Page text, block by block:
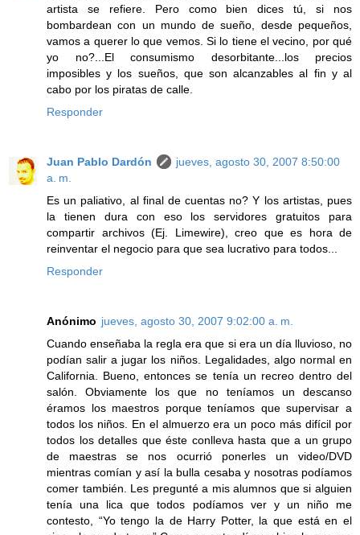
artista se refiere. Pero como bien dices tú, si nos
bombardean con un mundo de sueño, desde pequeños,
vamos a querer lo que vemos. Si lo tiene el vecino, por qué
yo no?...El consumismo desorbitante...los precios
imposibles y los sueños, que son alcanzables al fin y al
cabo por los piratas de calle.
Responder
Juan Pablo Dardón
jueves, agosto 30, 2007 8:50:00
a. m.
Es un paliativo, al final de cuentas no? Y los artistas, pues
la tienen dura con eso los servidores gratuitos para
compartir archivos (Ej. Limewire), creo que es hora de
reinventar el negocio para que sea lucrativo para todos...
Responder
Anónimo jueves, agosto 30, 2007 9:02:00 a. m.
Cuando enseñaba la regla era que si era un día lluvioso, no
podían salir a jugar los niños. Legalidades, algo normal en
California. Bueno, entonces se tenía un recreo dentro del
salón. Obviamente los que no teníamos un descanso
éramos los maestros porque teníamos que supervisar a
todos los niños. En el almuerzo era un poco más difícil por
todos los detalles que éste conlleva hasta que a un grupo
de maestras se nos ocurrió ponerles un video/DVD
mientras comían y así la bulla cesaba y nosotras podíamos
comer también. Les pregunté a mis alumnos que si alguien
tenía una lica que todos podíamos ver y un niño me
contesto, “Yo tengo la de Harry Potter, la que está en el